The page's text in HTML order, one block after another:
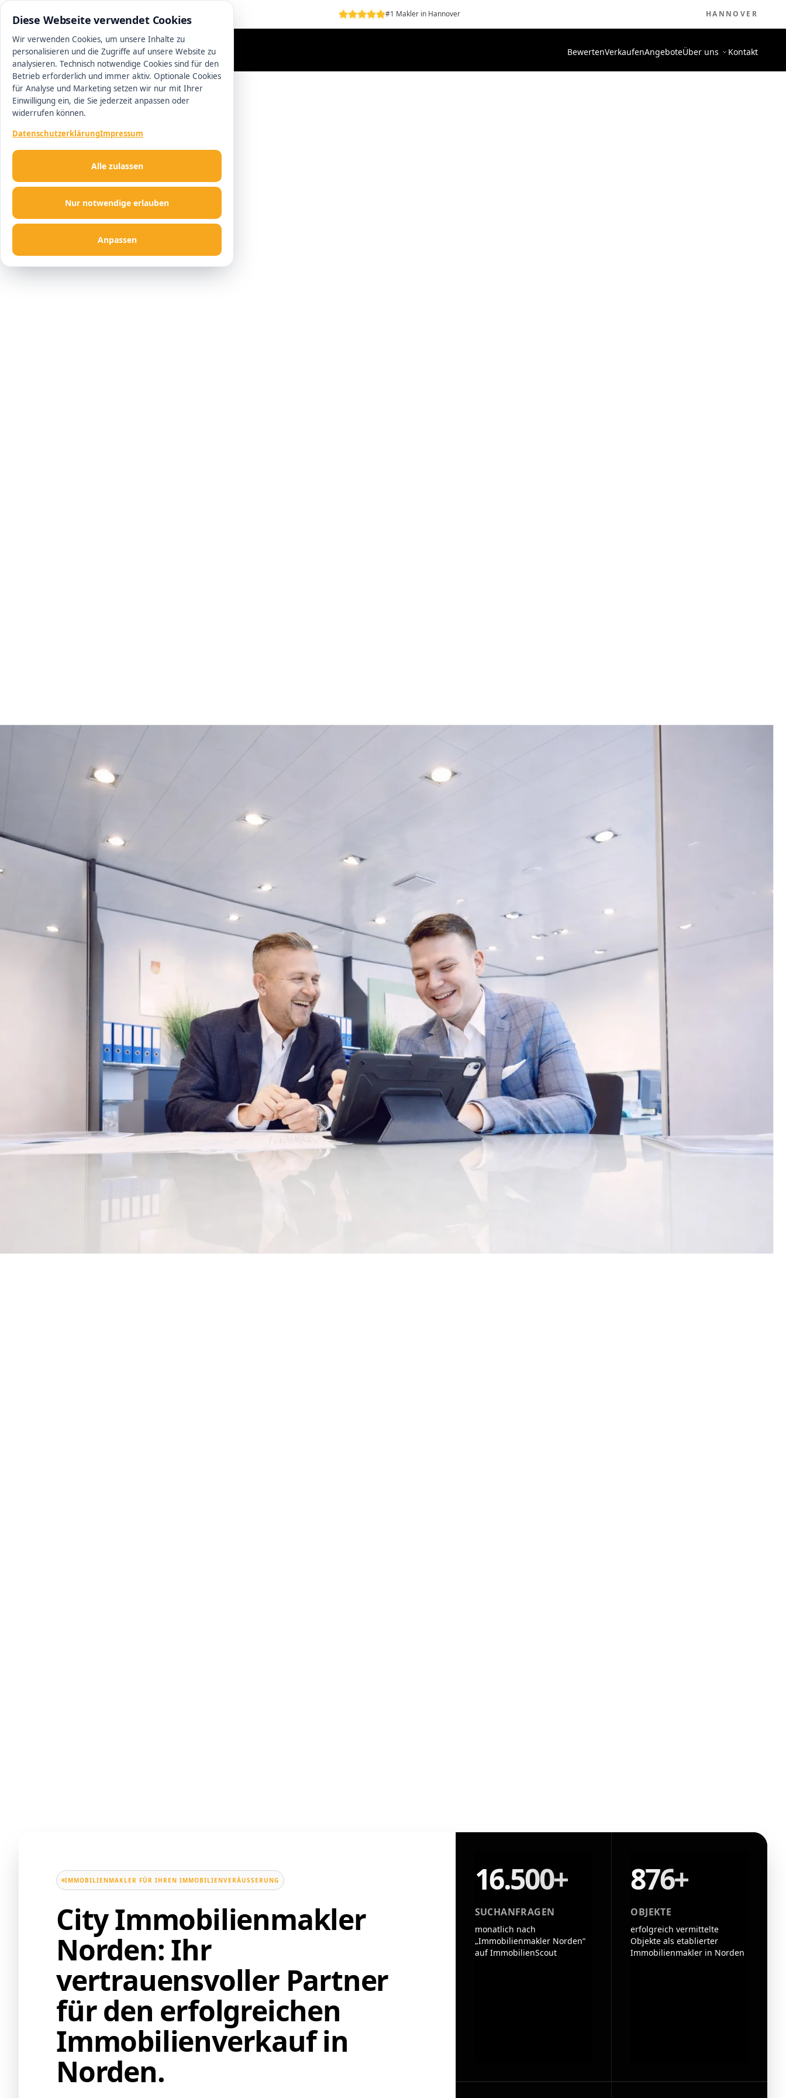
0511 13221100 #1 Makler in Hannover HANNOVER
BewertenVerkaufenAngeboteÜber uns Kontakt
IMMOBILIENMAKLER FÜR IHREN IMMOBILIENVERÄUSSERUNG
City Immobilienmakler
Norden: Ihr
vertrauensvoller Partner
für den erfolgreichen
Immobilienverkauf in
Norden.
16.500+
SUCHANFRAGEN
monatlich nach
„Immobilienmakler Norden“
auf ImmobilienScout
876+
OBJEKTE
erfolgreich vermittelte
Objekte als etablierter
Immobilienmakler in Norden
Diese Webseite verwendet Cookies
Wir verwenden Cookies, um unsere Inhalte zu
personalisieren und die Zugriffe auf unsere Website zu
analysieren. Technisch notwendige Cookies sind für den
Betrieb erforderlich und immer aktiv. Optionale Cookies
für Analyse und Marketing setzen wir nur mit Ihrer
Einwilligung ein, die Sie jederzeit anpassen oder
widerrufen können.
DatenschutzerklärungImpressum
Nur notwendige erlauben
Anpassen
Alle zulassen